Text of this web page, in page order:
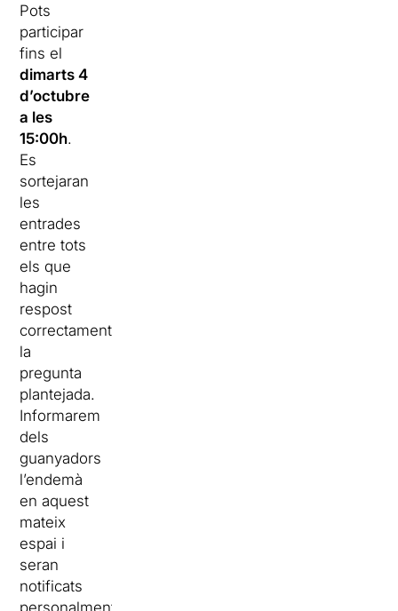
Pots
participar
fins el
dimarts 4
d’octubre
a les
15:00h.
Es
sortejaran
les
entrades
entre tots
els que
hagin
respost
correctament
la
pregunta
plantejada.
Informarem
dels
guanyadors
l’endemà
en aquest
mateix
espai i
seran
notificats
personalment